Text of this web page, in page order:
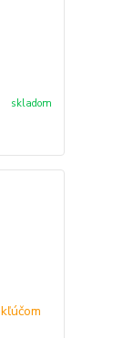
skladom